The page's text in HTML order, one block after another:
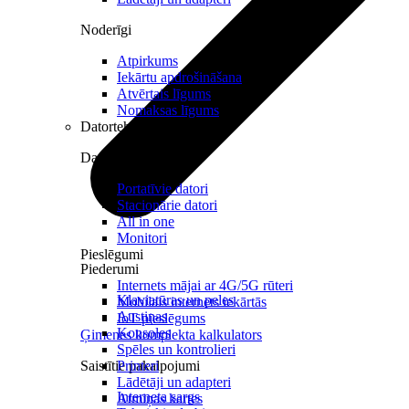
Pieslēgumi
Internets mājai ar 4G/5G rūteri
Mobilais internets iekārtās
IoT pieslēgums
Ģimenes komplekta kalkulators
Saistītie pakalpojumi
Interneta sargs
Noderīgi
Atpirkums
Iekārtu apdrošināšana
Atvērtais līgums
Nomaksas līgums
Datortehnika
Datori un Monitori
Portatīvie datori
Stacionārie datori
All in one
Monitori
Piederumi
Klaviatūras un peles
Austiņas
Konsoles
Spēles un kontrolieri
Printeri
Lādētāji un adapteri
Atmiņas kartes